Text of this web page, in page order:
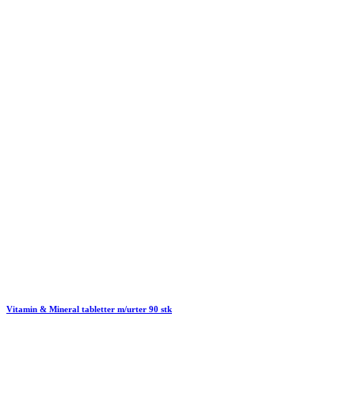
Vitamin & Mineral tabletter m/urter 90 stk